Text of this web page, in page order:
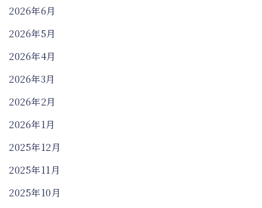
2026年6月
2026年5月
2026年4月
2026年3月
2026年2月
2026年1月
2025年12月
2025年11月
2025年10月